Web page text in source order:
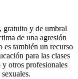
y de umbral
de una agresión
es también un recurso
para las clases
y otros profesionales